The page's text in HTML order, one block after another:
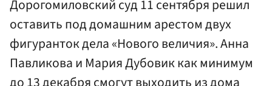
Дорогомиловский суд 11 сентября решил
оставить под домашним арестом двух
фигуранток дела «Нового величия». Анна
Павликова и Мария Дубовик как минимум